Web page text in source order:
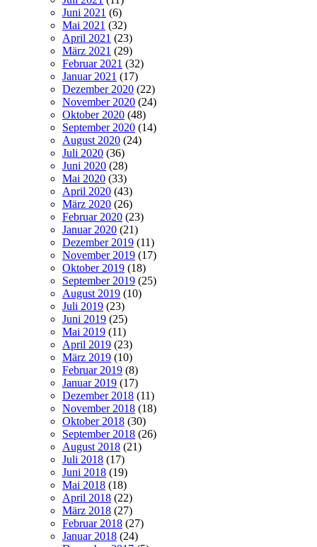
Juni 2021 (6)
Mai 2021 (32)
April 2021 (23)
März 2021 (29)
Februar 2021 (32)
Januar 2021 (17)
Dezember 2020 (22)
November 2020 (24)
Oktober 2020 (48)
September 2020 (14)
August 2020 (24)
Juli 2020 (36)
Juni 2020 (28)
Mai 2020 (33)
April 2020 (43)
März 2020 (26)
Februar 2020 (23)
Januar 2020 (21)
Dezember 2019 (11)
November 2019 (17)
Oktober 2019 (18)
September 2019 (25)
August 2019 (10)
Juli 2019 (23)
Juni 2019 (25)
Mai 2019 (11)
April 2019 (23)
März 2019 (10)
Februar 2019 (8)
Januar 2019 (17)
Dezember 2018 (11)
November 2018 (18)
Oktober 2018 (30)
September 2018 (26)
August 2018 (21)
Juli 2018 (17)
Juni 2018 (19)
Mai 2018 (18)
April 2018 (22)
März 2018 (27)
Februar 2018 (27)
Januar 2018 (24)